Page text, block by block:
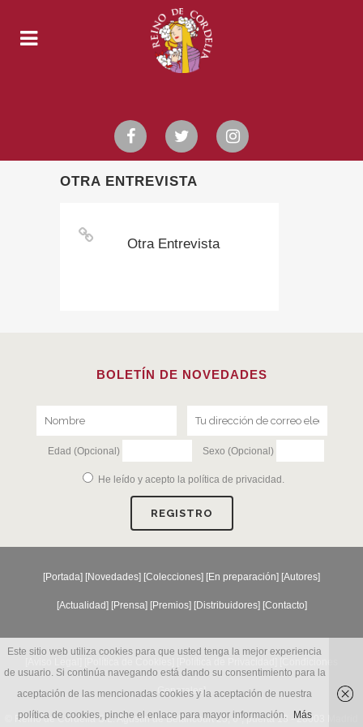
OTRA ENTREVISTA
Otra Entrevista
BOLETÍN DE NOVEDADES
Edad (Opcional) Sexo (Opcional)
He leído y acepto la política de privacidad .
[Portada] [Novedades] [Colecciones] [En preparación] [Autores]
[Actualidad] [Prensa] [Premios] [Distribuidores] [Contacto]
Generales ]
© Reino de Cordelia S.L. Agustín de Betancourt 25, 6º, puerta 13 - 28003 Madrid
Este sitio web utiliza cookies para que usted tenga la mejor experiencia
de usuario. Si continúa navegando está dando su consentimiento para la
aceptación de las mencionadas cookies y la aceptación de nuestra
política de cookies, pinche el enlace para mayor información.
Más